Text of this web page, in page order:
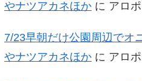
やナツアカネほか に アロ
7/23早朝だけ公園周辺でオ
やナツアカネほか に アロ